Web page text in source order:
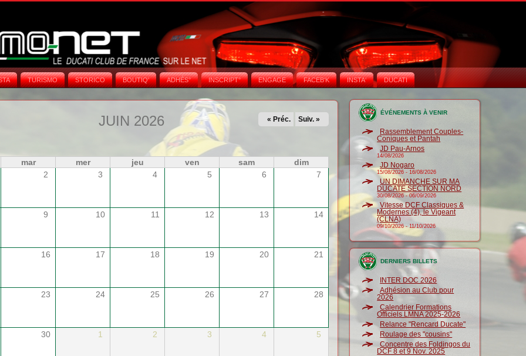
TURISMO STORICO BOUTIQ' ADHÉS° INSCRIPT° ENGAGE FACEB'K INSTA‘ DUCATI
JUIN 2026 « Préc. Suiv. »
mar mer jeu ven sam
dim
2
3 4 5 6 7
9 10 11 12 13 14
16 17 18 19 20 21
23 24 25 26 27 28
30 1 2 3 4 5
ÉVÉNEMENTS À VENIR
Rassemblement Couples-
Coniques et Pantah
JD Pau-Arnos
14/08/2026
JD Nogaro
15/08/2026 -16/08/2026
UN DIMANCHE SUR MA
DUCATE SECTION NORD
30/08/2026-06/09/2026
Vitesse DCF Classiques &
Modernes (4), le Vigeant
(CLNA)
09/10/2026-11/10/2026
DERNIERS BILLETS
INTER DOC 2026
Adhésion au Club pour
2026
Calendrier Formations
Officiels LMNA 2025-2026
Relance "Rencard Ducate"
Roulage des "cousins"
Concentre des Foldingos du
DCF 8 et 9 Nov. 2025